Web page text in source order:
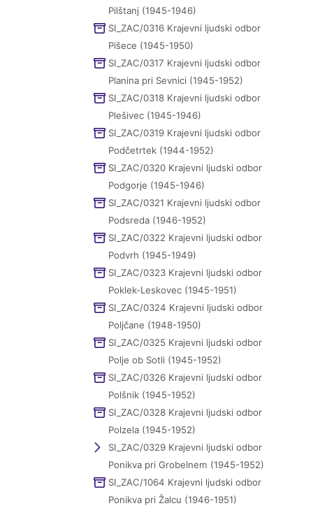
Pilštanj (1945-1946)
SI_ZAC/0316 Krajevni ljudski odbor
Pišece (1945-1950)
SI_ZAC/0317 Krajevni ljudski odbor
Planina pri Sevnici (1945-1952)
SI_ZAC/0318 Krajevni ljudski odbor
Plešivec (1945-1946)
SI_ZAC/0319 Krajevni ljudski odbor
Podčetrtek (1944-1952)
SI_ZAC/0320 Krajevni ljudski odbor
Podgorje (1945-1946)
SI_ZAC/0321 Krajevni ljudski odbor
Podsreda (1946-1952)
SI_ZAC/0322 Krajevni ljudski odbor
Podvrh (1945-1949)
SI_ZAC/0323 Krajevni ljudski odbor
Poklek-Leskovec (1945-1951)
SI_ZAC/0324 Krajevni ljudski odbor
Poljčane (1948-1950)
SI_ZAC/0325 Krajevni ljudski odbor
Polje ob Sotli (1945-1952)
SI_ZAC/0326 Krajevni ljudski odbor
Polšnik (1945-1952)
SI_ZAC/0328 Krajevni ljudski odbor
Polzela (1945-1952)
SI_ZAC/0329 Krajevni ljudski odbor
Ponikva pri Grobelnem (1945-1952)
SI_ZAC/1064 Krajevni ljudski odbor
Ponikva pri Žalcu (1946-1951)